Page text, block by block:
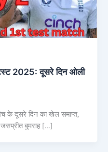
2025: दूसरे दिन ओली
के दूसरे दिन का खेल समाप्त,
बुमराह […]